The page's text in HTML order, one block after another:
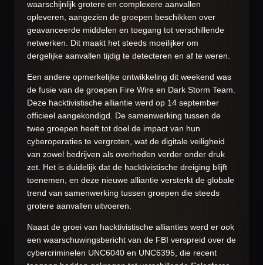
waarschijnlijk grotere en complexere aanvallen
opleveren, aangezien de groepen beschikken over
geavanceerde middelen en toegang tot verschillende
netwerken. Dit maakt het steeds moeilijker om
dergelijke aanvallen tijdig te detecteren en af te weren.
Een andere opmerkelijke ontwikkeling dit weekend was
de fusie van de groepen Fire Wire en Dark Storm Team.
Deze hacktivistische alliantie werd op 14 september
officieel aangekondigd. De samenwerking tussen de
twee groepen heeft tot doel de impact van hun
cyberoperaties te vergroten, wat de digitale veiligheid
van zowel bedrijven als overheden verder onder druk
zet. Het is duidelijk dat de hacktivistische dreiging blijft
toenemen, en deze nieuwe alliantie versterkt de globale
trend van samenwerking tussen groepen die steeds
grotere aanvallen uitvoeren.
Naast de groei van hacktivistische allianties werd er ook
een waarschuwingsbericht van de FBI verspreid over de
cybercriminelen UNC6040 en UNC6395, die recent